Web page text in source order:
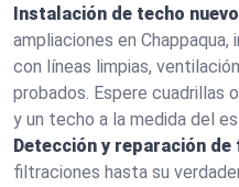
Instalación de techo
ampliaciones en
con líneas limpias,
probados. Espere cuadrillas
y un techo a la medida del
Detección y reparación de
filtraciones hasta su